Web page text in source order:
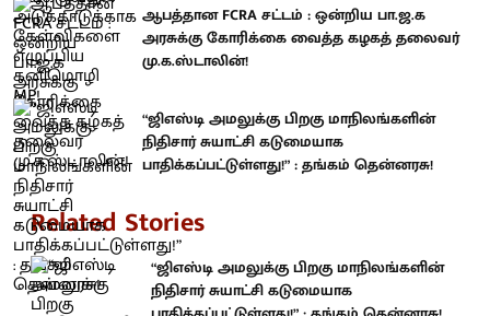
ஆபத்தான FCRA சட்டம் : ஒன்றிய பா.ஜ.க
அரசுக்கு கோரிக்கை வைத்த கழகத் தலைவர்
மு.க.ஸ்டாலின்!
“ஜிஎஸ்டி அமலுக்கு பிறகு மாநிலங்களின்
நிதிசார் சுயாட்சி கடுமையாக
பாதிக்கப்பட்டுள்ளது!” : தங்கம் தென்னரசு!
Related Stories
“ஜிஎஸ்டி அமலுக்கு பிறகு மாநிலங்களின்
நிதிசார் சுயாட்சி கடுமையாக